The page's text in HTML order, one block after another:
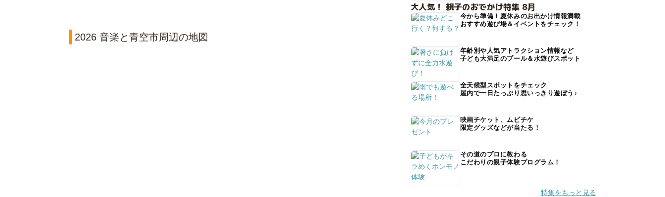
2026 音楽と青空市周辺の地図
大人気！ 親子のおでかけ特集 8月
今から準備！夏休みのお出かけ情報満載
おすすめ遊び場＆イベントをチェック！
年齢別や人気アトラクション情報など
子ども大満足のプール＆水遊びスポット
全天候型スポットをチェック
屋内で一日たっぷり思いっきり遊ぼう♪
映画チケット、ムビチケ
限定グッズなどが当たる！
その道のプロに教わる
こだわりの親子体験プログラム！
特集をもっと見る